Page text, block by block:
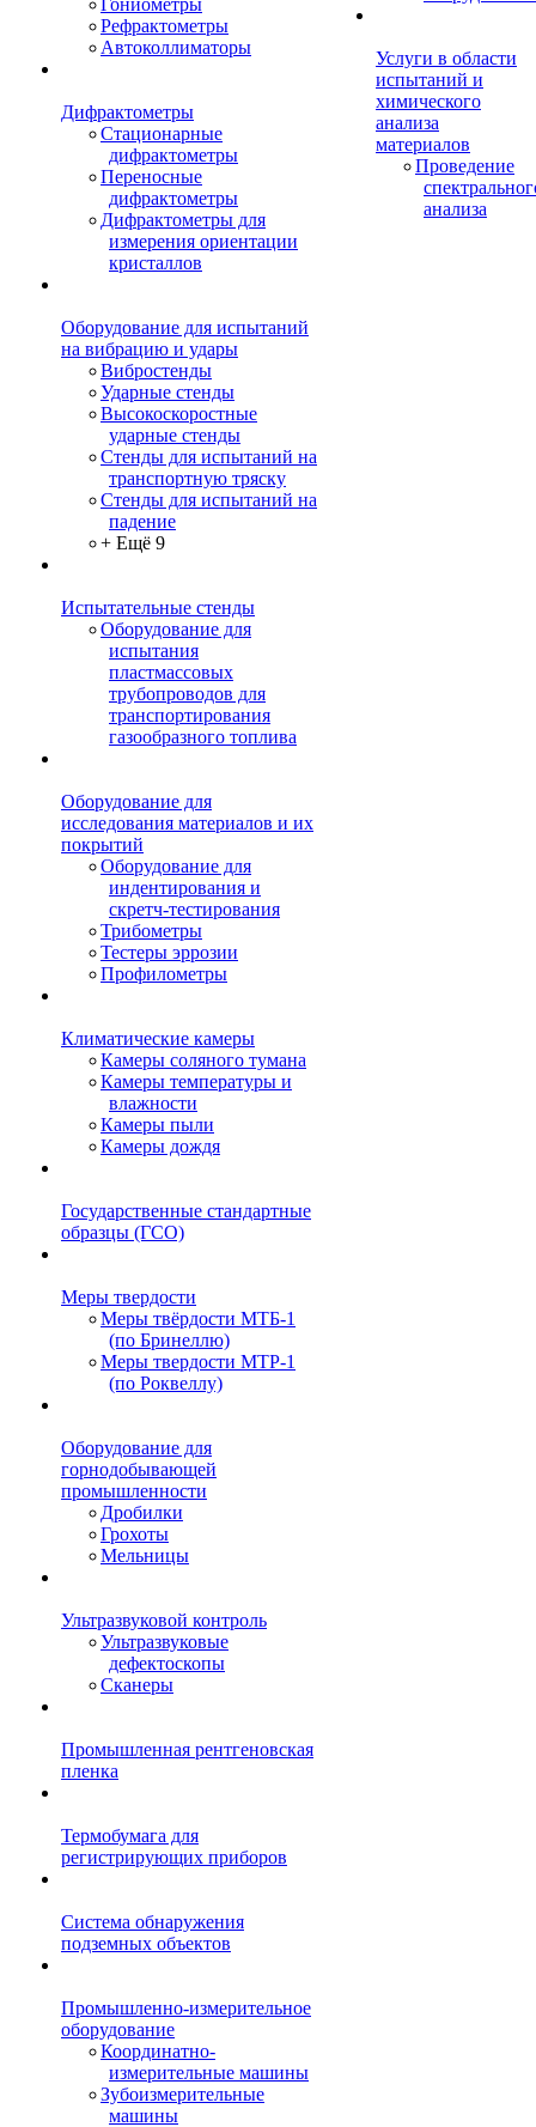
Гониометры
Рефрактометры
Автоколлиматоры
Дифрактометры
Стационарные
дифрактометры
Переносные
дифрактометры
Дифрактометры для
измерения ориентации
кристаллов
Оборудование для испытаний
на вибрацию и удары
Вибростенды
Ударные стенды
Высокоскоростные
ударные стенды
Стенды для испытаний на
транспортную тряску
Стенды для испытаний на
падение
+ Ещё 9
Испытательные стенды
Оборудование для
испытания
пластмассовых
трубопроводов для
транспортирования
газообразного топлива
Оборудование для
исследования материалов и их
покрытий
Оборудование для
индентирования и
скретч-тестирования
Трибометры
Тестеры эррозии
Профилометры
Климатические камеры
Камеры соляного тумана
Камеры температуры и
влажности
Камеры пыли
Камеры дождя
Государственные стандартные
образцы (ГСО)
Меры твердости
Меры твёрдости МТБ-1
(по Бринеллю)
Меры твердости МТР-1
(по Роквеллу)
Оборудование для
горнодобывающей
промышленности
Дробилки
Грохоты
Мельницы
Ультразвуковой контроль
Ультразвуковые
дефектоскопы
Сканеры
Промышленная рентгеновская
пленка
Термобумага для
регистрирующих приборов
Система обнаружения
подземных объектов
Промышленно-измерительное
оборудование
Координатно-
измерительные машины
Зубоизмерительные
машины
Услуги в области
испытаний и
химического
анализа
материалов
Проведение
анализа